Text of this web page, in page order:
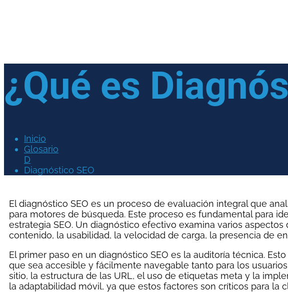
¿Qué es
Inicio
Glosario
D
Diagnóstico SEO
El diagnóstico SEO es un proceso de evaluación integral que
para motores de búsqueda. Este proceso es fundamental para
estrategia SEO. Un diagnóstico efectivo examina varios aspectos
contenido, la usabilidad, la velocidad de carga, la presencia de
El primer paso en un diagnóstico SEO es la auditoría técnica.
que sea accesible y fácilmente navegable tanto para los
sitio, la estructura de las URL, el uso de etiquetas meta y la
la adaptabilidad móvil, ya que estos factores son críticos para la